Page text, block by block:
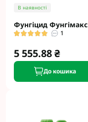
В наявності
Фунгіцид Фунгімакс
1
5 555.88 ₴
До кошика